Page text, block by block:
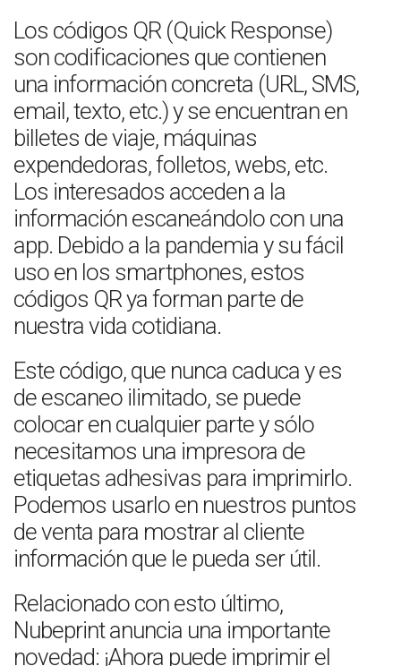
Los códigos QR (Quick Response)
son codificaciones que contienen
una información concreta (URL, SMS,
email, texto, etc.) y se encuentran en
billetes de viaje, máquinas
expendedoras, folletos, webs, etc.
Los interesados acceden a la
información escaneándolo con una
app. Debido a la pandemia y su fácil
uso en los smartphones, estos
códigos QR ya forman parte de
nuestra vida cotidiana.
Este código, que nunca caduca y es
de escaneo ilimitado, se puede
colocar en cualquier parte y sólo
necesitamos una impresora de
etiquetas adhesivas para imprimirlo.
Podemos usarlo en nuestros puntos
de venta para mostrar al cliente
información que le pueda ser útil.
Relacionado con esto último,
Nubeprint anuncia una importante
novedad: ¡Ahora puede imprimir el